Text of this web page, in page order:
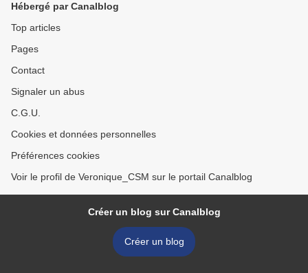
Hébergé par Canalblog
Top articles
Pages
Contact
Signaler un abus
C.G.U.
Cookies et données personnelles
Préférences cookies
Voir le profil de Veronique_CSM sur le portail Canalblog
Créer un blog sur Canalblog
Créer un blog